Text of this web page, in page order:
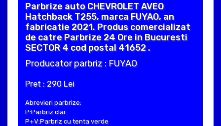
Parbrize auto CHEVROLET AVEO
Hatchback T255, marca FUYAO, an
fabricatie 2021. Produs comercializat
de catre Parbrize 24 Ore in Bucuresti
SECTOR 4 cod postal 41652 .
Producator parbriz : FUYAO
Pret : 290 Lei
Abrevieri parbrize:
P:Parbriz clar
P+V:Parbriz cu tenta verde